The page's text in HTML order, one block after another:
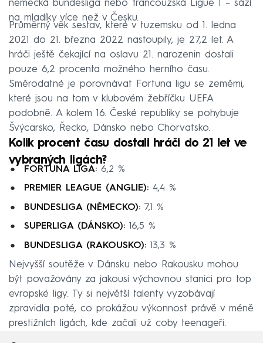
německá bundesliga nebo francouzská Ligue 1 – sází
na mladíky více než v Česku.
Průměrný věk sestav, které v tuzemsku od 1. ledna
2021 do 21. března 2022 nastoupily, je 27,2 let. A
hráči ještě čekající na oslavu 21. narozenin dostali
pouze 6,2 procenta možného herního času.
Směrodatné je porovnávat Fortuna ligu se zeměmi,
které jsou na tom v klubovém žebříčku UEFA
podobně. A kolem 16. České republiky se pohybuje
Švýcarsko, Řecko, Dánsko nebo Chorvatsko.
Kolik procent času dostali hráči do 21 let ve
vybraných ligách?
FORTUNA LIGA:6,2 %
PREMIER LEAGUE (ANGLIE):4,4 %
BUNDESLIGA (NĚMECKO):7,1 %
SUPERLIGA (DÁNSKO):16,5 %
BUNDESLIGA (RAKOUSKO):13,3 %
Nejvyšší soutěže v Dánsku nebo Rakousku mohou
být považovány za jakousi výchovnou stanici pro top
evropské ligy. Ty si největší talenty vyzobávají
zpravidla poté, co prokážou výkonnost právě v méně
prestižních ligách, kde začali už coby teenageři.